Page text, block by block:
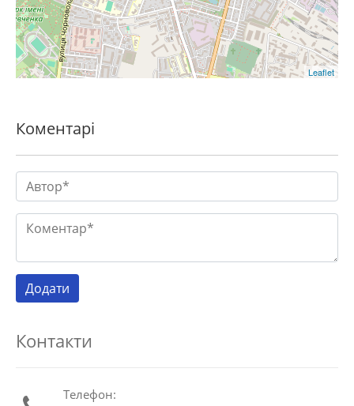
Leaflet
Коментарі
Контакти
Телефон: